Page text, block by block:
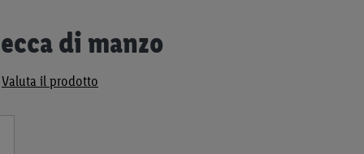
di manzo
Valuta il prodotto